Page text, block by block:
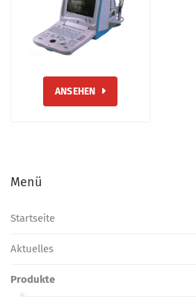
ANSEHEN
Menü
Startseite
Aktuelles
Produkte